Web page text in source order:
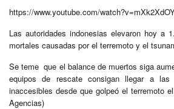
https://www.youtube.com/
Las autoridades indonesias elevaron hoy a
mortales causadas por el terremoto y el
Se teme que el balance de muertos siga
equipos de rescate consigan llegar a
inaccesibles desde que golpeó el terremoto
Agencias)